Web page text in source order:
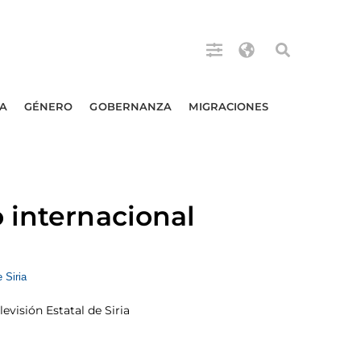
GÉNERO GOBERNANZA MIGRACIONES
internacional
Estatal de Siria